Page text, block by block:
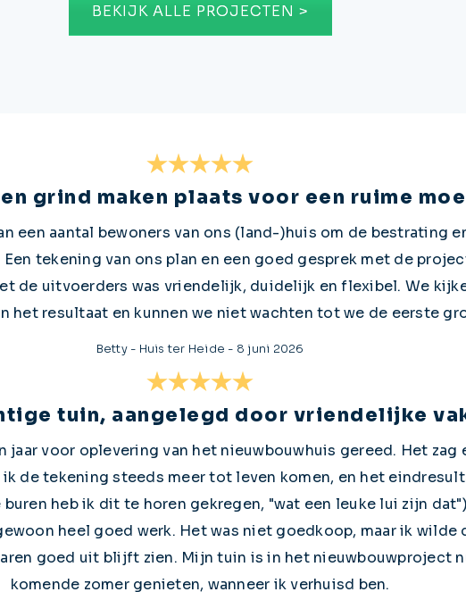
BEKIJK ALLE PROJECTEN >
grind maken plaats voor een ruime
een aantal bewoners van ons (land-)huis om de bestrating
tekening van ons plan en een goed gesprek met de
de uitvoerders was vriendelijk, duidelijk en flexibel. We
het resultaat en kunnen we niet wachten tot we de eerste
Betty - Huis ter Heide - 8 juni 2026
tuin, aangelegd door vriendelijke
jaar voor oplevering van het nieuwbouwhuis gereed. Het
de tekening steeds meer tot leven komen, en het
heb ik dit te horen gekregen, "wat een leuke lui zijn
heel goed werk. Het was niet goedkoop, maar ik
goed uit blijft zien. Mijn tuin is in het nieuwbouwproject
komende zomer genieten, wanneer ik verhuisd ben.